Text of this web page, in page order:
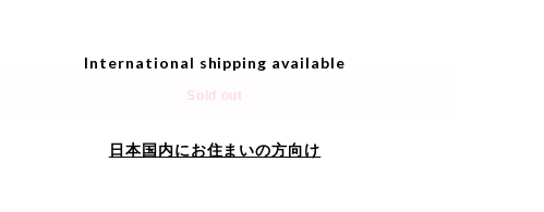
International shipping available
Sold out
日本国内にお住まいの方向け